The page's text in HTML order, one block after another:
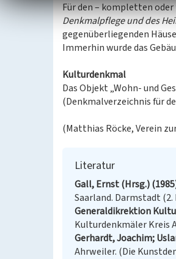
Für den – kompletten
Denkmalpflege und des
gegenüberliegenden
Immerhin wurde das
Kulturdenkmal
Das Objekt „Wohn- und
(Denkmalverzeichnis für
(Matthias Röcke, Verein
Literatur
Gall, Ernst (Hrsg.)
Saarland. Darmstadt
Generaldikrektion
Kulturdenkmäler Kreis
Gerhardt, Joachim;
Ahrweiler. (Die